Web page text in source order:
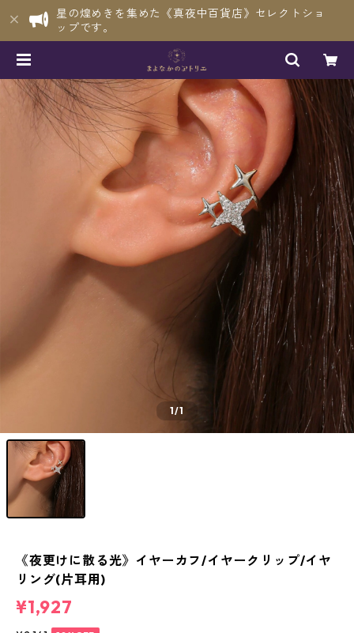
星の煌めきを集めた《真夜中百貨店》セレクトショ
ップです。
1/1
《夜更けに散る光》イヤーカフ/イヤークリップ/イヤ
リング(片耳用)
¥1,927